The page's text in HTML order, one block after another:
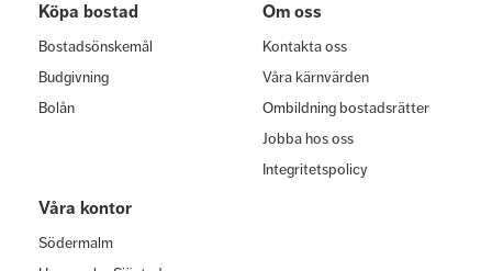
Köpa bostad
Bostadsönskemål
Budgivning
Bolån
Om oss
Kontakta oss
Våra kärnvärden
Ombildning bostadsrätter
Jobba hos oss
Integritetspolicy
Våra kontor
Södermalm